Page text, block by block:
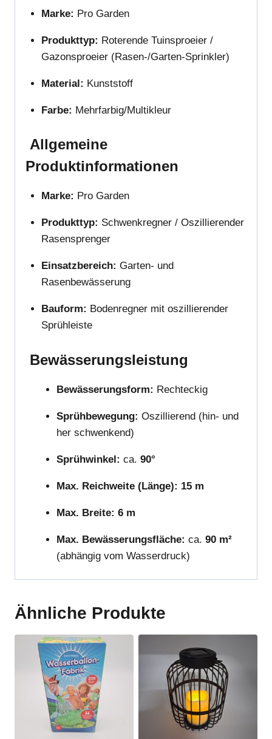
Marke: Pro Garden
Produkttyp: Roterende Tuinsproeier /
Gazonsproeier (Rasen-/Garten-Sprinkler)
Material: Kunststoff
Farbe: Mehrfarbig/Multikleur
Allgemeine
Produktinformationen
Marke: Pro Garden
Produkttyp: Schwenkregner / Oszillierender
Rasensprenger
Einsatzbereich: Garten- und
Rasenbewässerung
Bauform: Bodenregner mit oszillierender
Sprühleiste
Bewässerungsleistung
Bewässerungsform: Rechteckig
Sprühbewegung: Oszillierend (hin- und
her schwenkend)
Sprühwinkel: ca. 90°
Max. Reichweite (Länge): 15 m
Max. Breite: 6 m
Max. Bewässerungsfläche: ca. 90 m²
(abhängig vom Wasserdruck)
Ähnliche Produkte